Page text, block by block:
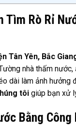
Tìm Rò Rỉ
Tân Yên, Bắc
nhà thấm nước,
dài làm ảnh hưởng
tôi giúp bạn xử
Bằng Công